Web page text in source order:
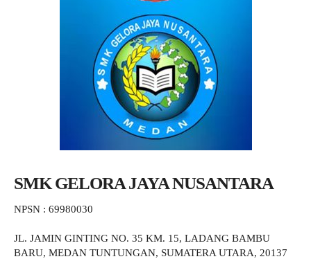
SMK GELORA JAYA NUSANTARA
NPSN : 69980030
JL. JAMIN GINTING NO. 35 KM. 15, LADANG BAMBU
BARU, MEDAN TUNTUNGAN, SUMATERA UTARA, 20137